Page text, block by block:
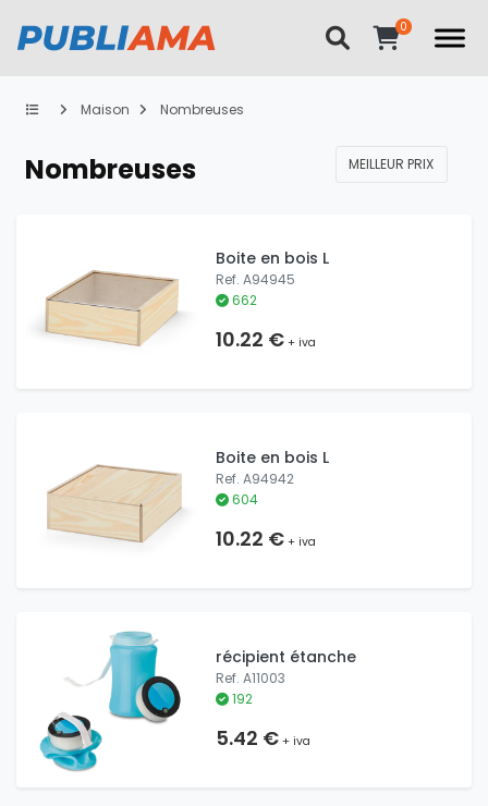
Maison Nombreuses
Nombreuses MEILLEUR PRIX
Boite en bois L
Ref. A94945
662
10.22 €+ iva
Boite en bois L
Ref. A94942
604
10.22 €+ iva
récipient étanche
Ref. A11003
192
5.42 €+ iva